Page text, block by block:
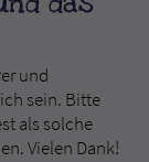
und
sein. Bitte
als solche
Vielen Dank!